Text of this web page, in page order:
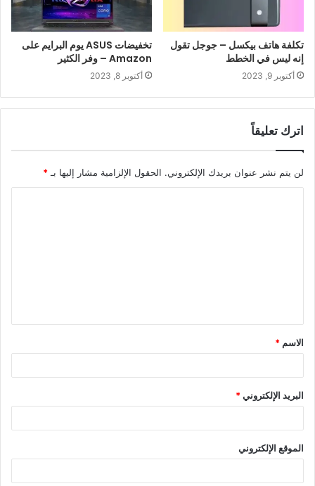
تكلفة هاتف بيكسل – جوجل تقول
إنه ليس في الخطط
أكتوبر 9, 2023
تخفيضات ASUS يوم البرايم على
Amazon – وفر الكثير
أكتوبر 8, 2023
اترك تعليقاً
لن يتم نشر عنوان بريدك الإلكتروني. الحقول الإلزامية مشار إليها بـ*
الاسم *
البريد الإلكتروني*
الموقع الإلكتروني